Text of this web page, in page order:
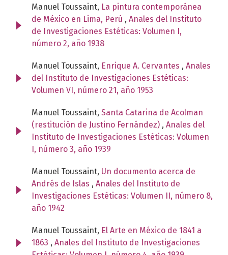
Manuel Toussaint, La pintura contemporánea
de México en Lima, Perú , Anales del Instituto
de Investigaciones Estéticas: Volumen I,
número 2, año 1938
Manuel Toussaint, Enrique A. Cervantes , Anales
del Instituto de Investigaciones Estéticas:
Volumen VI, número 21, año 1953
Manuel Toussaint, Santa Catarina de Acolman
(restitución de Justino Fernández) , Anales del
Instituto de Investigaciones Estéticas: Volumen
I, número 3, año 1939
Manuel Toussaint, Un documento acerca de
Andrés de Islas , Anales del Instituto de
Investigaciones Estéticas: Volumen II, número 8,
año 1942
Manuel Toussaint, El Arte en México de 1841 a
1863 , Anales del Instituto de Investigaciones